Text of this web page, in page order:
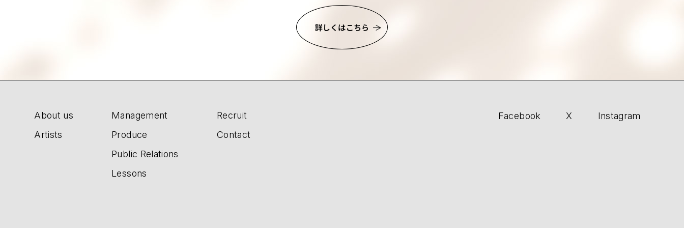
詳しくはこちら
About us
Artists
Management
Produce
Public Relations
Lessons
Recruit
Contact
Facebook X Instagram